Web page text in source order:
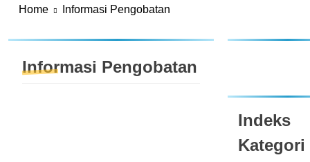
Home Informasi Pengobatan
Informasi Pengobatan
REFLEKSI
2
Indeks
Kategori